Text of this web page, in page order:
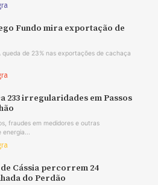
Fundo mira exportação de
queda de 23% nas exportações de cachaça
233 irregularidades em Passos
fraudes em medidores e outras
energia...
Cássia percorrem 24
do Perdão